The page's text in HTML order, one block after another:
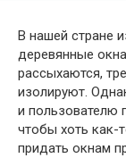
В нашей стране
деревянные
рассыхаются,
изолируют.
и пользователю
чтобы хоть как-
придать окнам